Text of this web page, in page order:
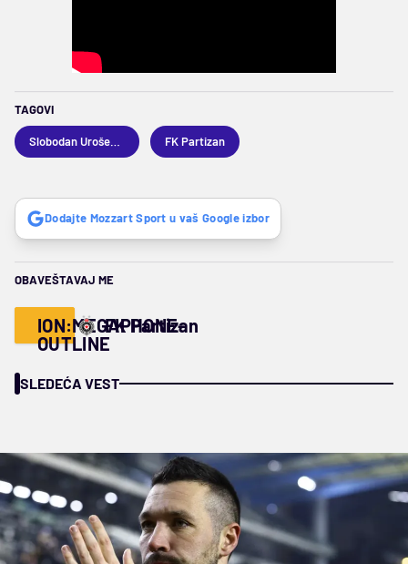
TAGOVI
FK Partizan
Dodajte Mozzart Sport u vaš Google izbor
OBAVEŠTAVAJ ME
ION:MEGAPHONE-
OUTLINE
FK Partizan
SLEDEĆA VEST